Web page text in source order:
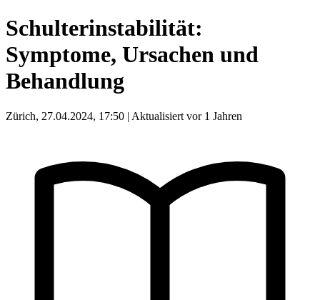
Schulterinstabilität:
Symptome, Ursachen und
Behandlung
Zürich, 27.04.2024, 17:50 | Aktualisiert vor 1 Jahren